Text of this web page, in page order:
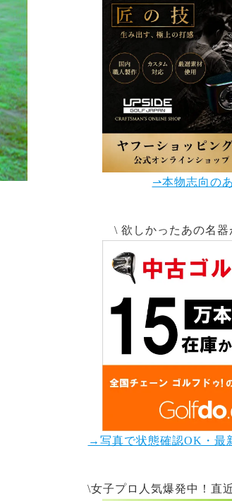
⇀本物志向の
\ 欲しかったあの名
→写真で状態確認OK・最
\女子プロ人気爆発中！直